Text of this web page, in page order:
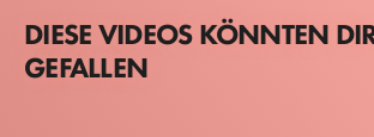
DIESE VIDEOS KÖNNTEN
GEFALLEN